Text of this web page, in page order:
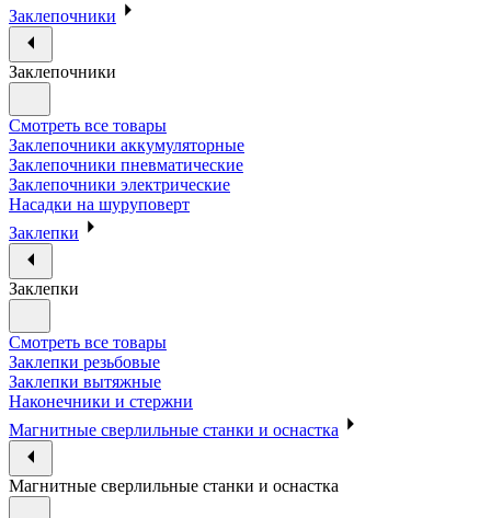
Заклепочники
Заклепочники
Смотреть все товары
Заклепочники аккумуляторные
Заклепочники пневматические
Заклепочники электрические
Насадки на шуруповерт
Заклепки
Заклепки
Смотреть все товары
Заклепки резьбовые
Заклепки вытяжные
Наконечники и стержни
Магнитные сверлильные станки и оснастка
Магнитные сверлильные станки и оснастка